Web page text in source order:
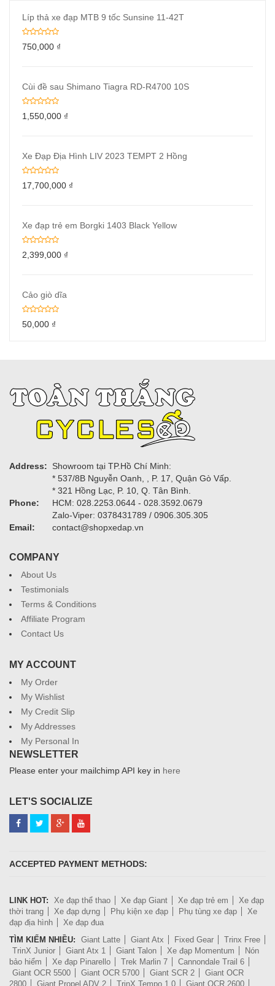
Líp thả xe đạp MTB 9 tốc Sunsine 11-42T
750,000 ₫
Cùi đề sau Shimano Tiagra RD-R4700 10S
1,550,000 ₫
Xe Đạp Địa Hình LIV 2023 TEMPT 2 Hồng
17,700,000 ₫
Xe đạp trẻ em Borgki 1403 Black Yellow
2,399,000 ₫
Cảo giò dĩa
50,000 ₫
Address:
Showroom tại TP.Hồ Chí Minh:
* 537/8B Nguyễn Oanh, , P. 17, Quận Gò Vấp.
* 321 Hồng Lạc, P. 10, Q. Tân Bình.
Phone:
HCM: 028.2253.0644 - 028.3592.0679
Zalo-Viper: 0378431789 / 0906.305.305
Email:
contact@shopxedap.vn
COMPANY
About Us
Testimonials
Terms & Conditions
Affiliate Program
Contact Us
MY ACCOUNT
My Order
My Wishlist
My Credit Slip
My Addresses
My Personal In
NEWSLETTER
Please enter your mailchimp API key in here
LET'S SOCIALIZE
ACCEPTED PAYMENT METHODS:
LINK HOT: Xe đạp thể thao Xe đạp Giant Xe đạp trẻ em
Xe đạp
thời trang
Xe đạp dựng Phụ kiện xe đạp Phụ tùng xe đạp
Xe
đạp địa hình
Xe đạp đua
TÌM KIẾM NHIỀU:
Giant Latte Giant Atx Fixed Gear
Trinx Free
TrinX Junior
Giant Atx 1 Giant Talon Xe đạp Momentum
Nón
bảo hiểm
Xe đạp Pinarello Trek Marlin 7
Cannondale Trail 6
Giant OCR 5500
Giant OCR 5700 Giant SCR 2
Giant OCR
2800
Giant Propel ADV 2 TrinX Tempo 1.0 Giant OCR 2600